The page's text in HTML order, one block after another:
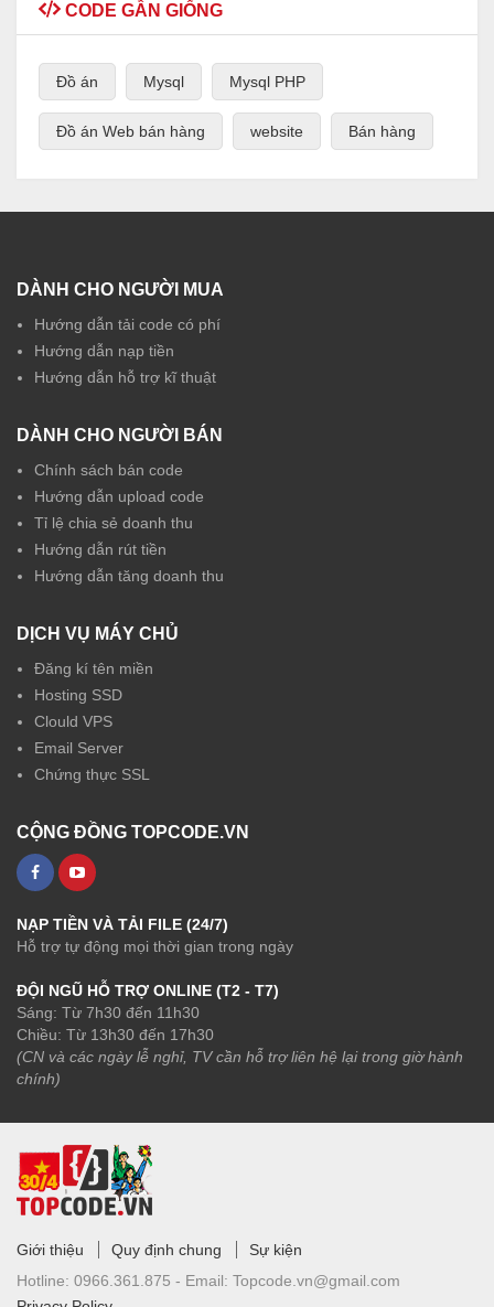
CODE GẦN GIỐNG
Đồ án Mysql Mysql PHP
Đồ án Web bán hàng website Bán hàng
DÀNH CHO NGƯỜI MUA
Hướng dẫn tải code có phí
Hướng dẫn nạp tiền
Hướng dẫn hỗ trợ kĩ thuật
DÀNH CHO NGƯỜI BÁN
Chính sách bán code
Hướng dẫn upload code
Tỉ lệ chia sẻ doanh thu
Hướng dẫn rút tiền
Hướng dẫn tăng doanh thu
DỊCH VỤ MÁY CHỦ
Đăng kí tên miền
Hosting SSD
Clould VPS
Email Server
Chứng thực SSL
CỘNG ĐỒNG TOPCODE.VN
NẠP TIỀN VÀ TẢI FILE (24/7)
Hỗ trợ tự động mọi thời gian trong ngày
ĐỘI NGŨ HỖ TRỢ ONLINE (T2 - T7)
Sáng: Từ 7h30 đến 11h30
Chiều: Từ 13h30 đến 17h30
(CN và các ngày lễ nghỉ, TV cần hỗ trợ liên hệ lại trong giờ hành
chính)
Giới thiệu Quy định chung
Sự kiện
Hotline: 0966.361.875 - Email: Topcode.vn@gmail.com